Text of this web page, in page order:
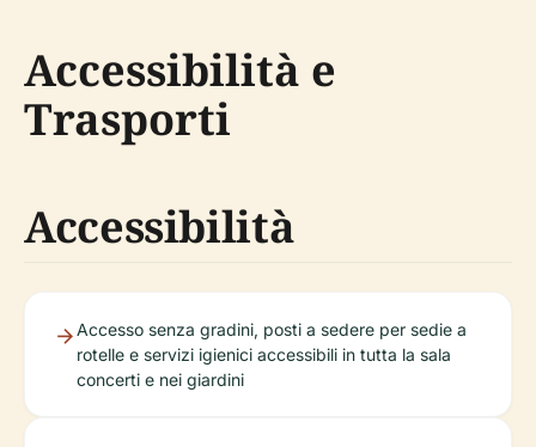
Accessibilità e
Trasporti
Accessibilità
Accesso senza gradini, posti a sedere per sedie a
rotelle e servizi igienici accessibili in tutta la sala
concerti e nei giardini